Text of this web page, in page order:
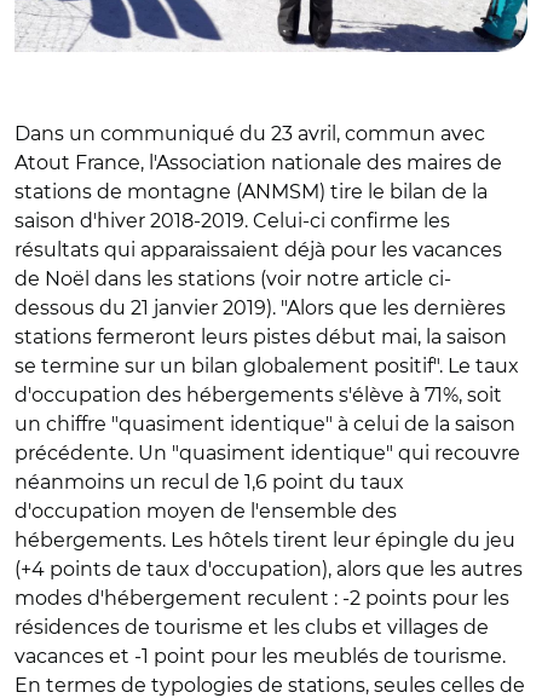
Dans un communiqué du 23 avril, commun avec
Atout France, l'Association nationale des maires de
stations de montagne (ANMSM) tire le bilan de la
saison d'hiver 2018-2019. Celui-ci confirme les
résultats qui apparaissaient déjà pour les vacances
de Noël dans les stations (voir notre article ci-
dessous du 21 janvier 2019). "Alors que les dernières
stations fermeront leurs pistes début mai, la saison
se termine sur un bilan globalement positif". Le taux
d'occupation des hébergements s'élève à 71%, soit
un chiffre "quasiment identique" à celui de la saison
précédente. Un "quasiment identique" qui recouvre
néanmoins un recul de 1,6 point du taux
d'occupation moyen de l'ensemble des
hébergements. Les hôtels tirent leur épingle du jeu
(+4 points de taux d'occupation), alors que les autres
modes d'hébergement reculent : -2 points pour les
résidences de tourisme et les clubs et villages de
vacances et -1 point pour les meublés de tourisme.
En termes de typologies de stations, seules celles de